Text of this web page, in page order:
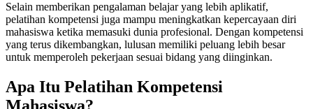
Selain memberikan pengalaman belajar yang lebih aplikatif,
pelatihan kompetensi juga mampu meningkatkan kepercayaan diri
mahasiswa ketika memasuki dunia profesional. Dengan kompetensi
yang terus dikembangkan, lulusan memiliki peluang lebih besar
untuk memperoleh pekerjaan sesuai bidang yang diinginkan.
Apa Itu Pelatihan Kompetensi